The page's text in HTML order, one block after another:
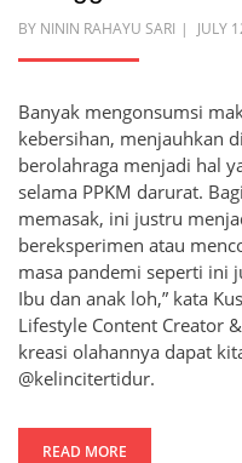
BY NININ RAHAYU SARI JULY
Banyak mengonsumsi
kebersihan, menjauhkan
berolahraga menjadi hal
selama PPKM darurat.
memasak, ini justru
bereksperimen atau
masa pandemi seperti ini
Ibu dan anak loh,” kata
Lifestyle Content Creator
kreasi olahannya dapat
@kelincitertidur.
READ MORE